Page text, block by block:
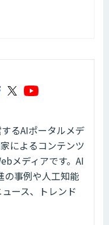
るAIポータルメデ
によるコンテンツ
メディアです。AI
の事例や人工知能
ース、トレンド